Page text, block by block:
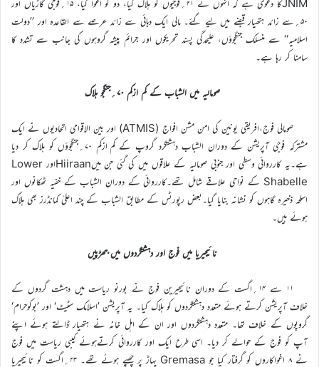
JNIMکا دعویٰ ہے کہ انہوں نے ۲۱؍فوجیوں کو ہلاک کیا، دو کو اغوا کیا، ۱۵؍فوجی گاڑیاں اور
۵۰؍سے زائد ہتھیار قبضے میں لیے گئے۔ مالی ایک دہائی سے زائد عرصے سے القاعدہ اور ’’دولت
اسلامیہ‘‘ سے منسلک جنگجوؤں، علیحدگی پسند تحریکوں اور جرائم پیشہ گروہوں کی جانب سے تشدد کا
سامنا کر رہا ہے۔
صومالیہ میں الشباب کے کم ازکم ۷۰؍جنگجو ہلاک
صومالی فوج،افریقی یونین کی امن مشن افواج (ATMIS) اور بین الاقوامی اتحادیوں نے ایک
مشترکہ فوجی آپریشن کے دوران الشباب دہشتگرد گروپ کے کم ازکم ۷۰؍جنگجوؤں کو ہلاک کر دیا
ہے۔یہ کارروائی وسطی اور جنوبی صومالیہ کے علاقوں میں کی گئی جن میںHiiraanاور Lower
Shabelle کے نواحی علاقے شامل تھے۔کارروائی کے دوران الشباب کے خفیہ ٹھکانوں اور
اسلحہ ذخیرہ گاہوں کو نشانہ بنایا گیا۔بعض رپورٹس کے مطابق الشباب کے چند اعلیٰ کمانڈرز بھی ہلاک
ہوئے ہیں۔
نائیجیریا میں فوج اور دہشتگردوں میں جھڑپیں
۱۱ سے ۱۴؍اگست کے دوران نائیجیرین فوج نے بورنو ریاست میں دہشت گردوں کے
خلاف آپریشن کرتے ہوئے متعدد دہشتگردوں کو ہلاک کیا۔ یہ آپریشن ’اسلامک سٹیٹ‘ اور ’بوکوحرام‘
گروپوں کے خلاف تھا۔ متعدد دہشتگردوں اور ان کے اہل خانہ نے ہتھیار ڈالتے ہوئے اپنے
آپ کو فوج کے حوالے کر دیا۔ اسی طرح ایک اور کارروائی کرتےہوئے کیبی ریاست میں فوج
نے ۸ اغواکاروں کو گرفتار کیا جو Gremasa پہاڑ پر چھپے ہوئے تھے۔ ۲۳؍اگست کو نائیجیریا